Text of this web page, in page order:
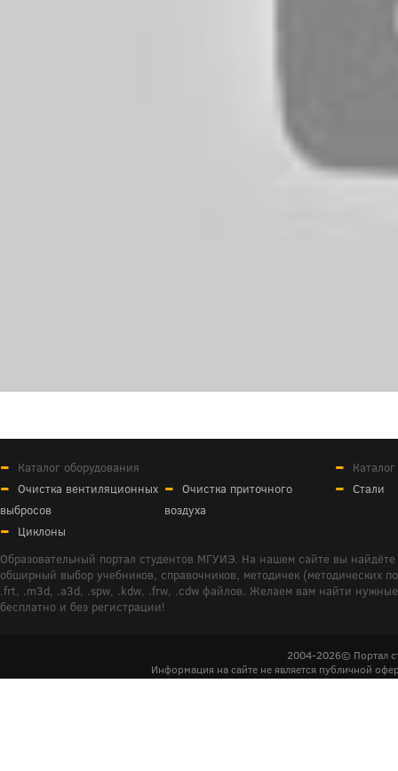
Каталог оборудования
Очистка вентиляционных
выбросов
Очистка приточного
воздуха
Циклоны
Стали
Образовательный портал студентов МГУИЭ. На нашем сайте вы
обширный выбор учебников, справочников, методичек (методических
.frt, .m3d, .a3d, .spw, .kdw, .frw, .cdw файлов. Желаем вам найти
бесплатно и без регистрации!
2004-2026© Портал
Информация на сайте не является публичной